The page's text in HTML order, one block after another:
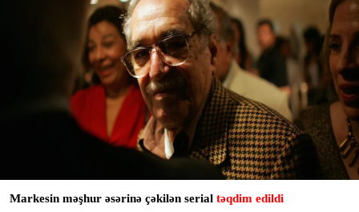
Markesin məşhur əsərinə çəkilən serial təqdim edildi